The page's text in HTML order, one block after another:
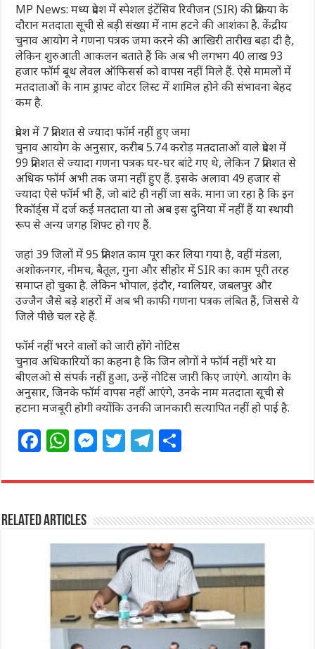
MP News: मध्य प्रदेश में स्पेशल इंटेंसिव रिवीजन (SIR) की प्रक्रिया के
दौरान मतदाता सूची से बड़ी संख्या में नाम हटने की आशंका है. केंद्रीय
चुनाव आयोग ने गणना पत्रक जमा करने की आखिरी तारीख बढ़ा दी है,
लेकिन शुरुआती आकलन बताते हैं कि अब भी लगभग 40 लाख 93
हजार फॉर्म बूथ लेवल ऑफिसर्स को वापस नहीं मिले हैं. ऐसे मामलों में
मतदाताओं के नाम ड्राफ्ट वोटर लिस्ट में शामिल होने की संभावना बेहद
कम है.
प्रदेश में 7 प्रतिशत से ज्‍यादा फॉर्म नहीं हुए जमा
चुनाव आयोग के अनुसार, करीब 5.74 करोड़ मतदाताओं वाले प्रदेश में
99 प्रतिशत से ज्यादा गणना पत्रक घर-घर बांटे गए थे, लेकिन 7 प्रतिशत से
अधिक फॉर्म अभी तक जमा नहीं हुए हैं. इसके अलावा 49 हजार से
ज्यादा ऐसे फॉर्म भी हैं, जो बांटे ही नहीं जा सके. माना जा रहा है कि इन
रिकॉर्ड्स में दर्ज कई मतदाता या तो अब इस दुनिया में नहीं हैं या स्थायी
रूप से अन्य जगह शिफ्ट हो गए हैं.
जहां 39 जिलों में 95 प्रतिशत काम पूरा कर लिया गया है, वहीं मंडला,
अशोकनगर, नीमच, बैतूल, गुना और सीहोर में SIR का काम पूरी तरह
समाप्त हो चुका है. लेकिन भोपाल, इंदौर, ग्वालियर, जबलपुर और
उज्जैन जैसे बड़े शहरों में अब भी काफी गणना पत्रक लंबित हैं, जिससे ये
जिले पीछे चल रहे हैं.
फॉर्म नहीं भरने वालों को जारी होंगे नोटिस
चुनाव अधिकारियों का कहना है कि जिन लोगों ने फॉर्म नहीं भरे या
बीएलओ से संपर्क नहीं हुआ, उन्हें नोटिस जारी किए जाएंगे. आयोग के
अनुसार, जिनके फॉर्म वापस नहीं आएंगे, उनके नाम मतदाता सूची से
हटाना मजबूरी होगी क्योंकि उनकी जानकारी सत्यापित नहीं हो पाई है.
F
c
e
b
o
o
k
W
at
s
A
p
p
M
ss
n
g
e
r
T
itt
r
T
e
ra
m
ar
Related Articles